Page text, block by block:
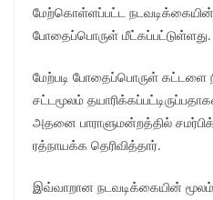
மேற்கொள்ளப்பட்ட
போதைப்பொருள் மீட்கப்பட்டுள்ளது.
மேற்படி போதைப்பொருள் கட்டளை
சட்டமூலம்
அதனை பாராளுமன்றத்தில்
ரத்நாயக்க தெரிவித்தார்.
இவ்வாறான நடவடிக்கையின்